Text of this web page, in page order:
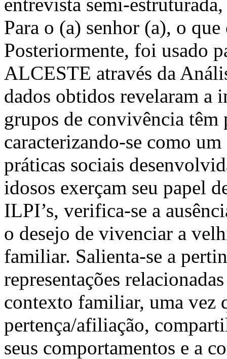
Para o (a) senhor (a), o
Posteriormente, foi usado
ALCESTE através da
dados obtidos revelaram a
grupos de convivência têm
caracterizando-se como
práticas sociais
idosos exerçam seu papel
ILPI’s, verifica-se a
o desejo de vivenciar a
familiar. Salienta-se a
representações
contexto familiar, uma vez
pertença/afiliação,
seus comportamentos e a